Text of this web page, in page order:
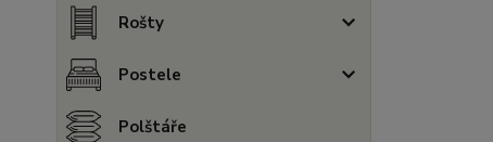
Rošty
Postele
Polštáře